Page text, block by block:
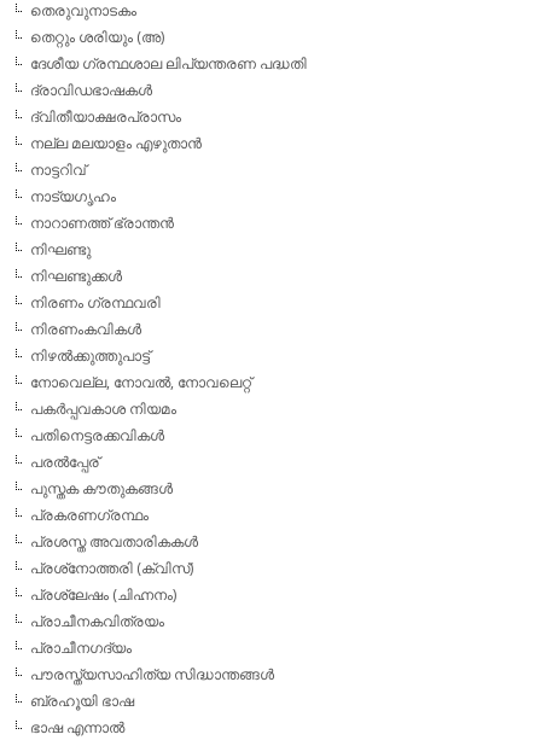
തെരുവുനാടകം
തെറ്റും ശരിയും (അ)
ദേശീയ ഗ്രന്ഥശാല ലിപ്യന്തരണ പദ്ധതി
ദ്രാവിഡഭാഷകള്‍
ദ്വിതീയാക്ഷരപ്രാസം
നല്ല മലയാളം എഴുതാന്‍
നാട്ടറിവ്
നാട്യഗൃഹം
നാറാണത്ത് ഭ്രാന്തന്‍
നിഘണ്ടു
നിഘണ്ടുക്കള്‍
നിരണം ഗ്രന്ഥവരി
നിരണംകവികള്‍
നിഴല്‍ക്കുത്തുപാട്ട്
നോവെല്ല, നോവല്‍, നോവലെറ്റ്
പകര്‍പ്പവകാശ നിയമം
പതിനെട്ടരക്കവികള്‍
പരല്‍പ്പേര്
പുസ്തക കൗതുകങ്ങള്‍
പ്രകരണഗ്രന്ഥം
പ്രശസ്ത അവതാരികകള്‍
പ്രശ്‌നോത്തരി (ക്വിസ്)
പ്രശ്ലേഷം (ചിഹ്നനം)
പ്രാചീനകവിത്രയം
പ്രാചീനഗദ്യം
പൗരസ്ത്യസാഹിത്യ സിദ്ധാന്തങ്ങള്‍
ബ്രഹൂയി ഭാഷ
ഭാഷ എന്നാല്‍